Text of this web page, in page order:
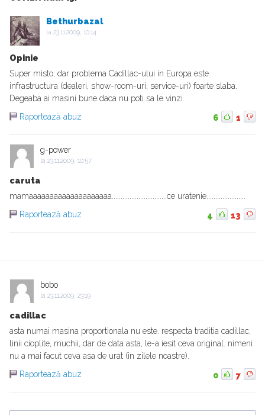
Bethurbazal
la 23.11.2009, 10:14
Opinie
Super misto, dar problema Cadillac-ului in Europa este
infrastructura (dealeri, show-room-uri, service-uri) foarte slaba.
Degeaba ai masini bune daca nu poti sa le vinzi.
Raportează abuz
6 1
g-power
la 23.11.2009, 10:57
caruta
mamaaaaaaaaaaaaaaaaaaaa...............................ce uratenie......................
Raportează abuz
4 13
bobo
la 23.11.2009, 23:19
cadillac
asta numai masina proportionala nu este. respecta traditia cadillac,
linii cioplite, muchii, dar de data asta, le-a iesit ceva original. nimeni
nu a mai facut ceva asa de urat (in zilele noastre).
Raportează abuz
0 7